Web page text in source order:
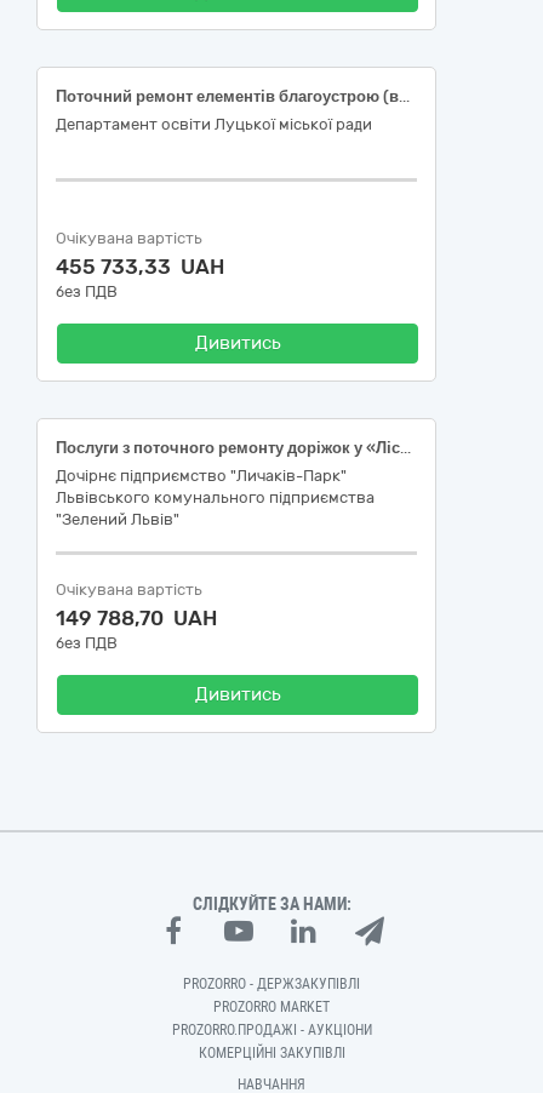
Поточний ремонт елементів благоустрою (влаштування пішохідних доріжок) комунального закладу «Луцький заклад дошкільної освіти /ясла-садок/ №19 Луцької міської ради», що розташований за адресою: Волинська область, м. Луцьк, вул. Воїнів афганців, 5
Департамент освіти Луцької міської ради
Очікувана вартість
455 733,33 UAH
без ПДВ
Дивитись
Послуги з поточного ремонту доріжок у «Лісопарку «Погулянка» ботанічної пам’ятки природи місцевого значення у м.Львові - Код: 45230000-8 Будівництво трубопроводів, ліній зв’язку та електропередач, шосе, доріг, аеродромів і залізничних доріг; вирівнювання поверхонь за ДК 021:2015 «Єдиний закупівельний словник»
Дочірнє підприємство "Личаків-Парк"
Львівського комунального підприємства
"Зелений Львів"
Очікувана вартість
149 788,70 UAH
без ПДВ
Дивитись
СЛІДКУЙТЕ ЗА НАМИ:
PROZORRO - ДЕРЖЗАКУПІВЛІ
PROZORRO MARKET
PROZORRO.ПРОДАЖІ - АУКЦІОНИ
КОМЕРЦІЙНІ ЗАКУПІВЛІ
НАВЧАННЯ